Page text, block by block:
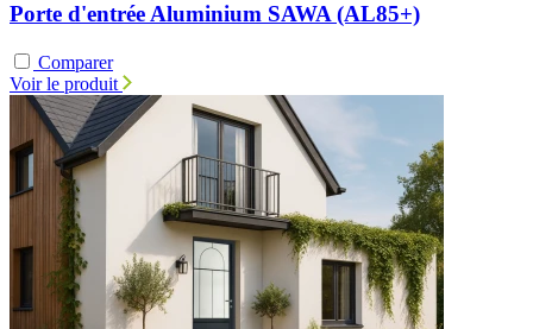
Porte d'entrée Aluminium SAWA (AL85+)
Comparer
Voir le produit